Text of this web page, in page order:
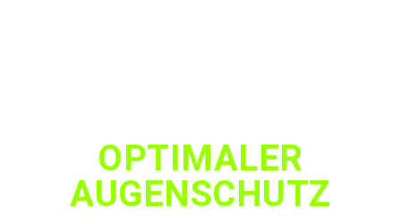
OPTIMALER
AUGENSCHUTZ